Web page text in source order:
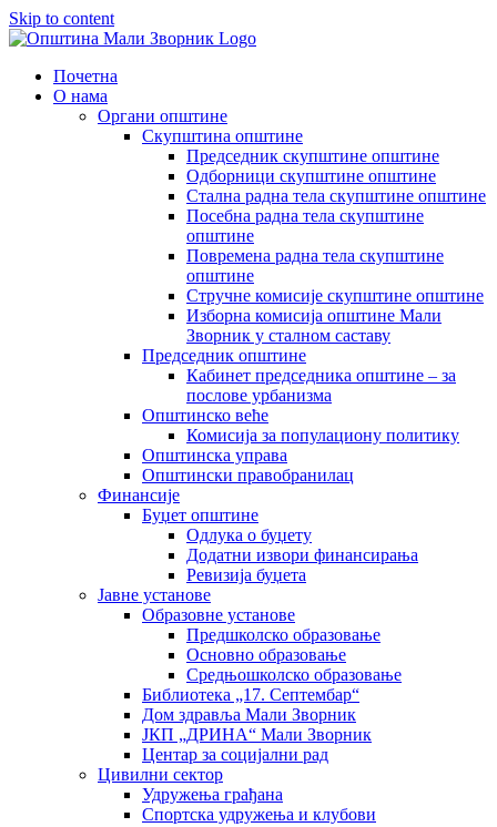
Skip to content
Почетна
О нама
Органи општине
Скупштина општине
Председник скупштине општине
Одборници скупштине општине
Стална радна тела скупштине општине
Посебна радна тела скупштине
општине
Повремена радна тела скупштине
општине
Стручне комисије скупштине општине
Изборна комисија општине Мали
Зворник у сталном саставу
Председник општине
Кабинет председника општине – за
послове урбанизма
Општинско веће
Комисија за популациону политику
Општинска управа
Општински правобранилац
Финансије
Буџет општине
Одлука о буџету
Додатни извори финансирања
Ревизија буџета
Јавне установе
Образовне установе
Предшколско образовање
Основно образовање
Средњошколско образовање
Библиотека „17. Септембар“
Дом здравља Мали Зворник
ЈКП „ДРИНА“ Мали Зворник
Центар за социјални рад
Цивилни сектор
Удружења грађана
Спортска удружења и клубови